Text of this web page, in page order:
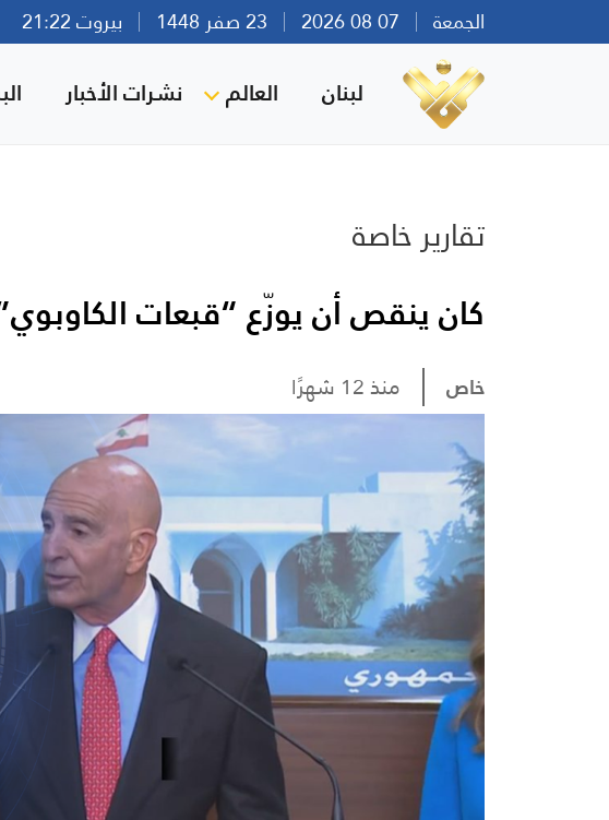
الجمعة بيروت 21:22
لبنان العالم نشرات الأخبار
تقارير خاصة
كان ينقص أن يوزّع “قبعات
خاص منذ 12 شهرًا